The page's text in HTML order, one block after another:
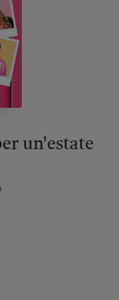
un'estate